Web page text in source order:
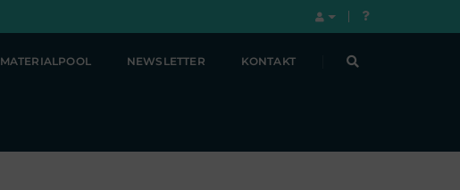
MATERIALPOOL NEWSLETTER KONTAKT